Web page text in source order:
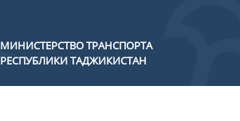
МИНИСТЕРСТВО ТРАНСПОРТА
РЕСПУБЛИКИ ТАДЖИКИСТАН